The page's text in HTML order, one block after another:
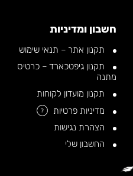
חשבון ומדיניות
תקנון אתר – תנאי שימוש
תקנון גיפטכארד – כרטיס
מתנה
תקנון מועדון לקוחות
מדיניות פרטיות
?
הצהרת נגישות
החשבון שלי